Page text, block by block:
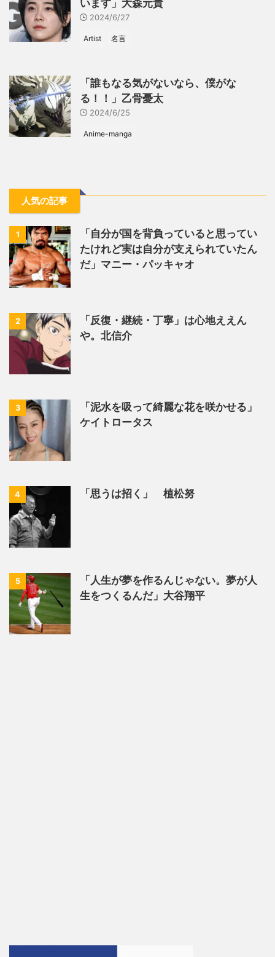
います」大森元貴
2024/6/27
Artist 名言
「誰もなる気がないなら、僕がな
る！！」乙骨憂太
2024/6/25
Anime-manga
人気の記事
1
「自分が国を背負っていると思ってい
たけれど実は自分が支えられていたん
だ」マニー・パッキャオ
2
「反復・継続・丁寧」は心地ええん
や。北信介
3
「泥水を吸って綺麗な花を咲かせる」
ケイトロータス
4 「思うは招く」 植松努
5
「人生が夢を作るんじゃない。夢が人
生をつくるんだ」大谷翔平